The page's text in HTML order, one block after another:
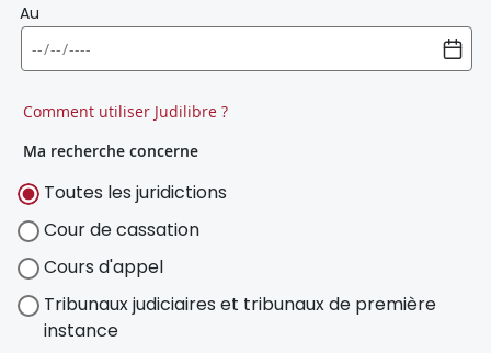
Au
Comment utiliser Judilibre ?
Ma recherche concerne
Toutes les juridictions
Cour de cassation
Cours d'appel
Tribunaux judiciaires et tribunaux de première
instance